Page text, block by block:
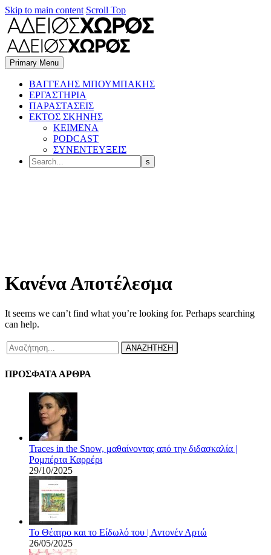
Skip to main content Scroll Top
Primary Menu
BΑΓΓΕΛΗΣ ΜΠΟΥΜΠΑΚΗΣ
ΕΡΓΑΣΤΗΡΙΑ
ΠΑΡΑΣΤΑΣΕΙΣ
ΕΚΤΟΣ ΣΚΗΝΗΣ
ΚΕΙΜΕΝΑ
PODCAST
ΣΥΝΕΝΤΕΥΞΕΙΣ
Κανένα Αποτέλεσμα
It seems we can’t find what you’re looking for. Perhaps searching
can help.
ΑΝΑΖΗΤΗΣΗ
ΠΡΟΣΦΑΤΑ ΑΡΘΡΑ
Traces in the Snow, μαθαίνοντας από την διδασκαλία |
Ρομπέρτα Καρρέρι
29/10/2025
Το Θέατρο και το Είδωλό του | Αντονέν Αρτώ
26/05/2025